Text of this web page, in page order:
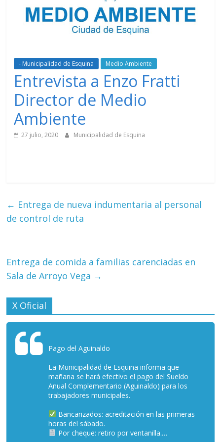
- Municipalidad de Esquina Medio Ambiente
Entrevista a Enzo Fratti
Director de Medio
Ambiente
27 julio, 2020 Municipalidad de Esquina
← Entrega de nueva indumentaria al personal
de control de ruta
Entrega de comida a familias carenciadas en
Sala de Arroyo Vega →
X Oficial
Pago del Aguinaldo
La Municipalidad de Esquina informa que
mañana se hará efectivo el pago del Sueldo
Anual Complementario (Aguinaldo) para los
trabajadores municipales.
Bancarizados: acreditación en las primeras
horas del sábado.
Por cheque: retiro por ventanilla.…